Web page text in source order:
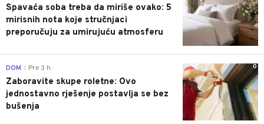
Spavaća soba treba da miriše ovako: 5
mirisnih nota koje stručnjaci
preporučuju za umirujuću atmosferu
0
DOM Pre 3 h
Zaboravite skupe roletne: Ovo
jednostavno rješenje postavlja se bez
bušenja